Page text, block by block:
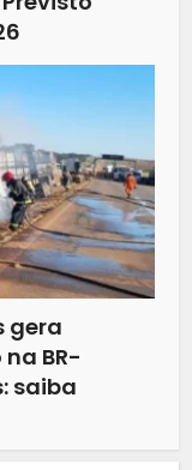
gera
BR-
saiba